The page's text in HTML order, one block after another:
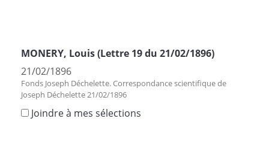
MONERY, Louis (Lettre 19 du 21/02/1896)
21/02/1896
Fonds Joseph Déchelette. Correspondance scientifique de
Joseph Déchelette 21/02/1896
Joindre à mes sélections